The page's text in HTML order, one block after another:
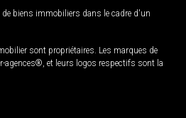
biens immobiliers dans le cadre d'un
sont propriétaires. Les marques de
agences®, et leurs logos respectifs sont la